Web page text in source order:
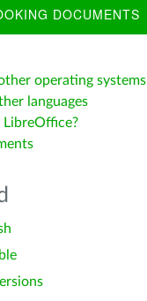
DOCUMENTS
operating systems
languages